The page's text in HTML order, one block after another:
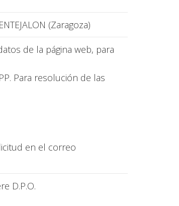
(Zaragoza)
de la página web, para
Para resolución de las
en el correo
D.P.O.